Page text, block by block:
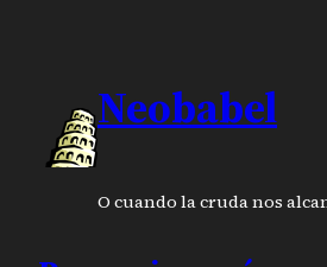
Neobabel
O cuando la cruda nos